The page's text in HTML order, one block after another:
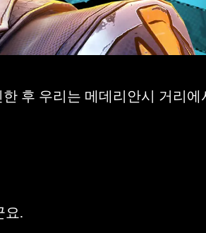
후 우리는 메데리안시 거리에
요.